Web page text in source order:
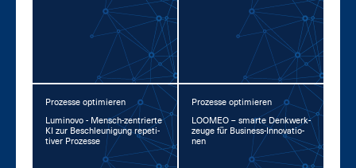
Prozesse optimieren
Lu­mi­no­vo - Mensch-zen­trier­te
KI zur Be­schleu­ni­gung re­pe­ti­
ti­ver Pro­zes­se
Prozesse optimieren
LOO­MEO – smar­te Denk­werk­
zeu­ge für Busi­ness-In­no­va­tio­
nen